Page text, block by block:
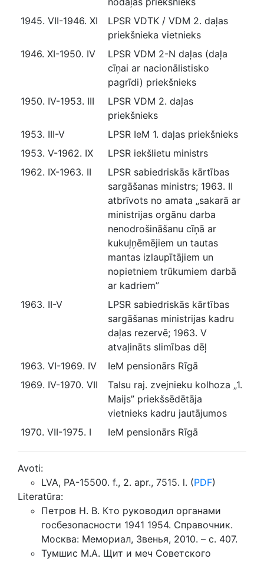
1945. VII-1946. XI
LPSR VDTK / VDM 2. daļas
priekšnieka vietnieks
1946. XI-1950. IV
LPSR VDM 2-N daļas (daļa
cīņai ar nacionālistisko
pagrīdi) priekšnieks
1950. IV-1953. III
LPSR VDM 2. daļas
priekšnieks
1953. III-V
LPSR IeM 1. daļas priekšnieks
1953. V-1962. IX
LPSR iekšlietu ministrs
1962. IX-1963. II
LPSR sabiedriskās kārtības
sargāšanas ministrs; 1963. II
atbrīvots no amata „sakarā ar
ministrijas orgānu darba
nenodrošināšanu cīņā ar
kukuļņēmējiem un tautas
mantas izlaupītājiem un
nopietniem trūkumiem darbā
ar kadriem”
1963. II-V
LPSR sabiedriskās kārtības
sargāšanas ministrijas kadru
daļas rezervē; 1963. V
atvaļināts slimības dēļ
1963. VI-1969. IV
IeM pensionārs Rīgā
1969. IV-1970. VII
Talsu raj. zvejnieku kolhoza „1.
Maijs” priekšsēdētāja
vietnieks kadru jautājumos
1970. VII-1975. I
IeM pensionārs Rīgā
Avoti:
LVA, PA-15500. f., 2. apr., 7515. l. (PDF)
Literatūra:
Петров Н. В. Кто руководил органами
госбезопасности 1941 1954. Справочник.
Москва: Мемориал, Звенья, 2010. – с. 407.
Тумшис М.А. Щит и меч Советского